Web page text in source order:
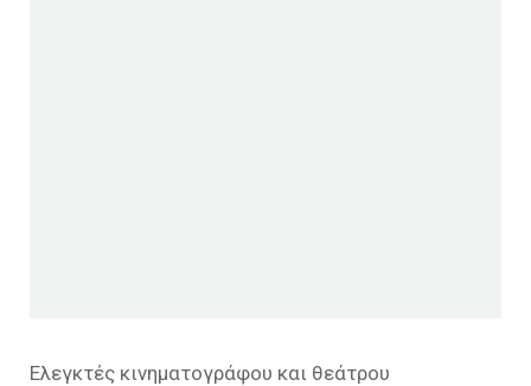
Ελεγκτές κινηματογράφου και θεάτρου